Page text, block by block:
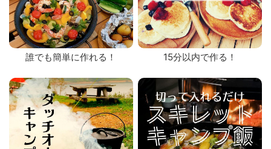
誰でも簡単に作れる！ 15分以内で作る！